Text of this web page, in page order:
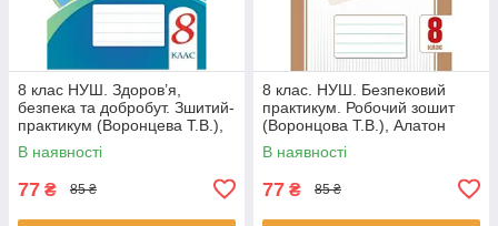
8 клас НУШ. Здоров’я,
безпека та добробут. Зшитий-
практикум (Воронцева Т.В.),
АЛАТОН
В наявності
77 ₴ 85 ₴
8 клас. НУШ. Безпековий
практикум. Робочий зошит
(Воронцова Т.В.), Алатон
В наявності
77 ₴ 85 ₴